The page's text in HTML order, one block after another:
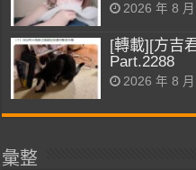
2026 年 8 月
[轉載][方吉
Part.2288
2026 年 8 月
彙整